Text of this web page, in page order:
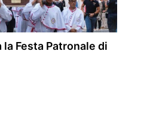
la Festa Patronale di